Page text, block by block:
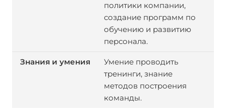
политики компании,
создание программ по
обучению и развитию
персонала.
Умение проводить
тренинги, знание
методов построения
команды.